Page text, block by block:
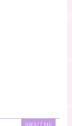
ABOUT ME